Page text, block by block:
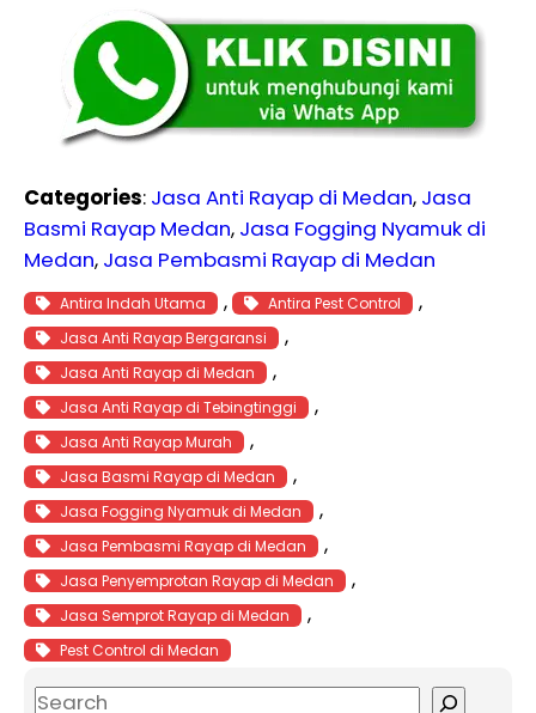
Categories: Jasa Anti Rayap di Medan, Jasa
Basmi Rayap Medan, Jasa Fogging Nyamuk di
Medan, Jasa Pembasmi Rayap di Medan
Antira Indah Utama , Antira Pest Control ,
Jasa Anti Rayap Bergaransi ,
Jasa Anti Rayap di Medan ,
Jasa Anti Rayap di Tebingtinggi ,
Jasa Anti Rayap Murah ,
Jasa Basmi Rayap di Medan ,
Jasa Fogging Nyamuk di Medan ,
Jasa Pembasmi Rayap di Medan ,
Jasa Penyemprotan Rayap di Medan ,
Jasa Semprot Rayap di Medan ,
Pest Control di Medan